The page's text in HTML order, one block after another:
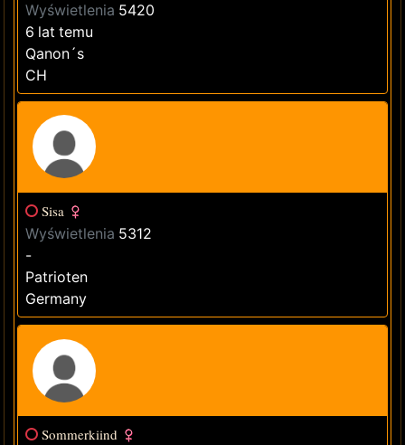
Wyświetlenia 5420
6 lat temu
Qanon´s
CH
Sisa
Wyświetlenia 5312
-
Patrioten
Germany
Sommerkiind